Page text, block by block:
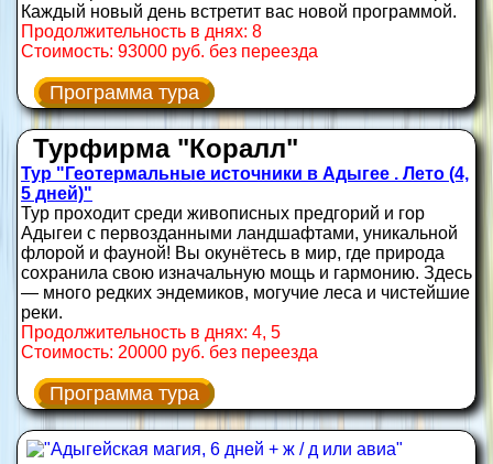
Каждый новый день встретит вас новой программой.
Продолжительность в днях: 8
Стоимость: 93000 руб. без переезда
Программа тура
Турфирма "Коралл"
Тур "Геотермальные источники в Адыгее . Лето (4,
5 дней)"
Тур проходит среди живописных предгорий и гор
Адыгеи с первозданными ландшафтами, уникальной
флорой и фауной! Вы окунётесь в мир, где природа
сохранила свою изначальную мощь и гармонию. Здесь
— много редких эндемиков, могучие леса и чистейшие
реки.
Продолжительность в днях: 4, 5
Стоимость: 20000 руб. без переезда
Программа тура